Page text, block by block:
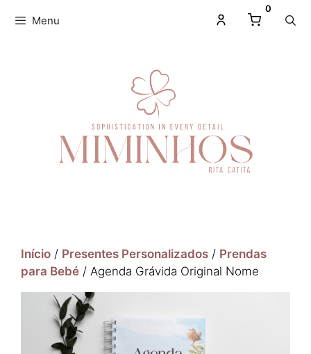
0
Menu
Início / Presentes Personalizados / Prendas
para Bebé / Agenda Grávida Original Nome